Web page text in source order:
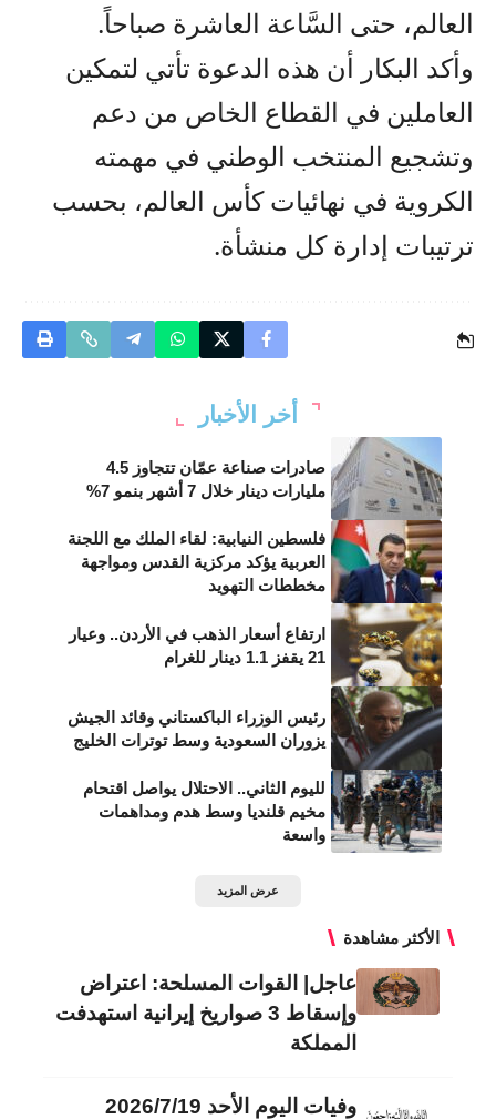
العالم، حتى السَّاعة العاشرة صباحاً.
وأكد البكار أن هذه الدعوة تأتي لتمكين
العاملين في القطاع الخاص من دعم
وتشجيع المنتخب الوطني في مهمته
الكروية في نهائيات كأس العالم، بحسب
ترتيبات إدارة كل منشأة.
أخر الأخبار
صادرات صناعة عمّان تتجاوز 4.5
مليارات دينار خلال 7 أشهر بنمو 7%
فلسطين النيابية: لقاء الملك مع اللجنة
العربية يؤكد مركزية القدس ومواجهة
مخططات التهويد
ارتفاع أسعار الذهب في الأردن.. وعيار
21 يقفز 1.1 دينار للغرام
رئيس الوزراء الباكستاني وقائد الجيش
يزوران السعودية وسط توترات الخليج
لليوم الثاني.. الاحتلال يواصل اقتحام
مخيم قلنديا وسط هدم ومداهمات
واسعة
عرض المزيد
الأكثر مشاهدة
عاجل| القوات المسلحة: اعتراض
وإسقاط 3 صواريخ إيرانية استهدفت
المملكة
وفيات اليوم الأحد 2026/7/19